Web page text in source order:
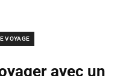
VOYAGE
avec un